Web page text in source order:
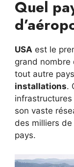
Quel
USA est le
grand nombre
tout autre
installations.
son vaste
des milliers
pays.